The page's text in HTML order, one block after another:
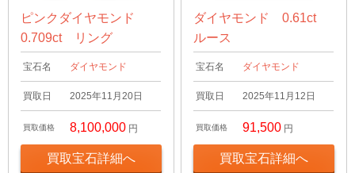
ピンクダイヤモンド
0.709ct リング
宝石名 ダイヤモンド
買取日 2025年11月20日
買取価格 8,100,000 円
買取宝石詳細へ
ダイヤモンド 0.61ct
ルース
宝石名 ダイヤモンド
買取日 2025年11月12日
買取価格 91,500 円
買取宝石詳細へ